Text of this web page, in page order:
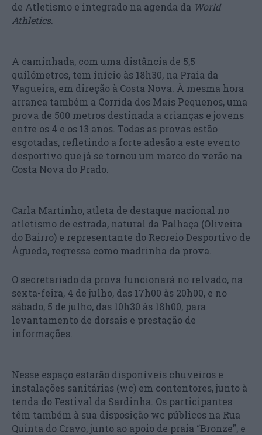
de Atletismo e integrado na agenda da World
Athletics.
A caminhada, com uma distância de 5,5
quilómetros, tem início às 18h30, na Praia da
Vagueira, em direção à Costa Nova. À mesma hora
arranca também a Corrida dos Mais Pequenos, uma
prova de 500 metros destinada a crianças e jovens
entre os 4 e os 13 anos. Todas as provas estão
esgotadas, refletindo a forte adesão a este evento
desportivo que já se tornou um marco do verão na
Costa Nova do Prado.
Carla Martinho, atleta de destaque nacional no
atletismo de estrada, natural da Palhaça (Oliveira
do Bairro) e representante do Recreio Desportivo de
Águeda, regressa como madrinha da prova.
O secretariado da prova funcionará no relvado, na
sexta-feira, 4 de julho, das 17h00 às 20h00, e no
sábado, 5 de julho, das 10h30 às 18h00, para
levantamento de dorsais e prestação de
informações.
Nesse espaço estarão disponíveis chuveiros e
instalações sanitárias (wc) em contentores, junto à
tenda do Festival da Sardinha. Os participantes
têm também à sua disposição wc públicos na Rua
Quinta do Cravo, junto ao apoio de praia “Bronze”, e